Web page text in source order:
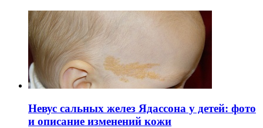
Невус сальных желез Ядассона у детей: фото
и описание изменений кожи